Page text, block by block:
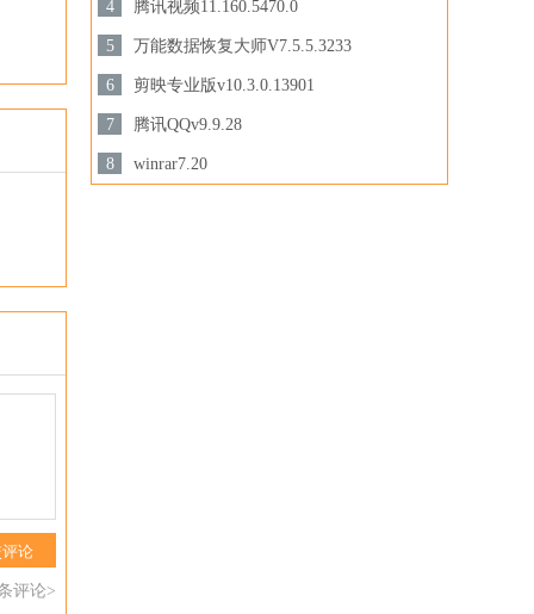
论
评论>
下载
4
腾讯视频11.160.5470.0
158.47 MB /
5
万能数据恢复大师V7.5.5.3233
3.28MB /
6
剪映专业版v10.3.0.13901
694.78 MB /
下载
7
腾讯QQv9.9.28
201.87MB /
8
winrar7.20